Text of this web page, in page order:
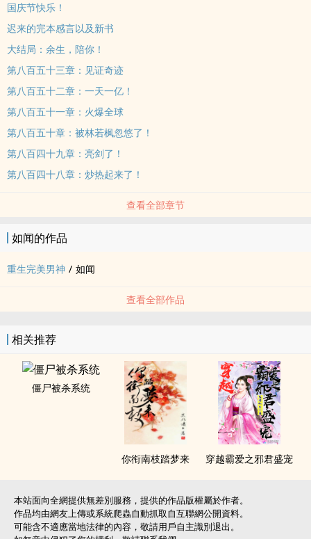
国庆节快乐！
迟来的完本感言以及新书
大结局：余生，陪你！
第八百五十三章：见证奇迹
第八百五十二章：一天一亿！
第八百五十一章：火爆全球
第八百五十章：被林若枫忽悠了！
第八百四十九章：亮剑了！
第八百四十八章：炒热起来了！
查看全部章节
如闻的作品
重生完美男神 / 如闻
查看全部作品
相关推荐
僵尸被杀系统
你衔南枝踏梦来 穿越霸爱之邪君盛宠
本站面向全網提供無差別服務，提供的作品版權屬於作者。
作品均由網友上傳或系統爬蟲自動抓取自互聯網公開資料。
可能含不適應當地法律的內容，敬請用戶自主識別退出。